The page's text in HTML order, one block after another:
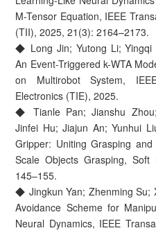
M-Tensor Equation, IEEE
(TII), 2025, 21(3): 2164–2173.
◆ Long Jin; Yutong Li; Yingqi
An Event-Triggered k-WTA
on Multirobot System,
Electronics (TIE), 2025.
◆ Tianle Pan; Jianshu
Jinfei Hu; Jiajun An; Yunhui
Gripper: Uniting Grasping
Scale Objects Grasping,
145–155.
◆ Jingkun Yan; Zhenming Su;
Avoidance Scheme for
Neural Dynamics, IEEE